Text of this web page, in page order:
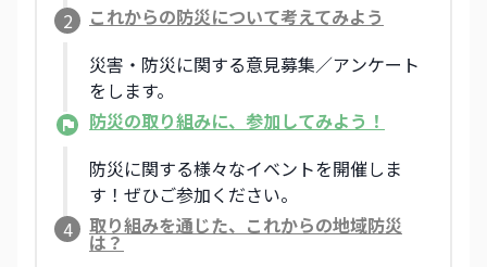
2
これからの防災について考えてみよう
災害・防災に関する意見募集／アンケート
をします。
防災の取り組みに、参加してみよう！
防災に関する様々なイベントを開催しま
す！ぜひご参加ください。
4
取り組みを通じた、これからの地域防災
は？